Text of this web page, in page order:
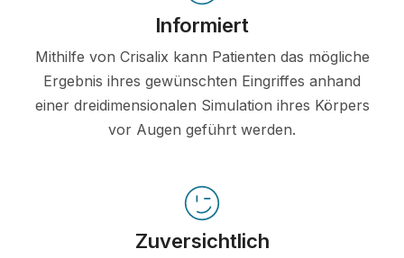
Informiert
Mithilfe von Crisalix kann Patienten das mögliche
Ergebnis ihres gewünschten Eingriffes anhand
einer dreidimensionalen Simulation ihres Körpers
vor Augen geführt werden.
Zuversichtlich